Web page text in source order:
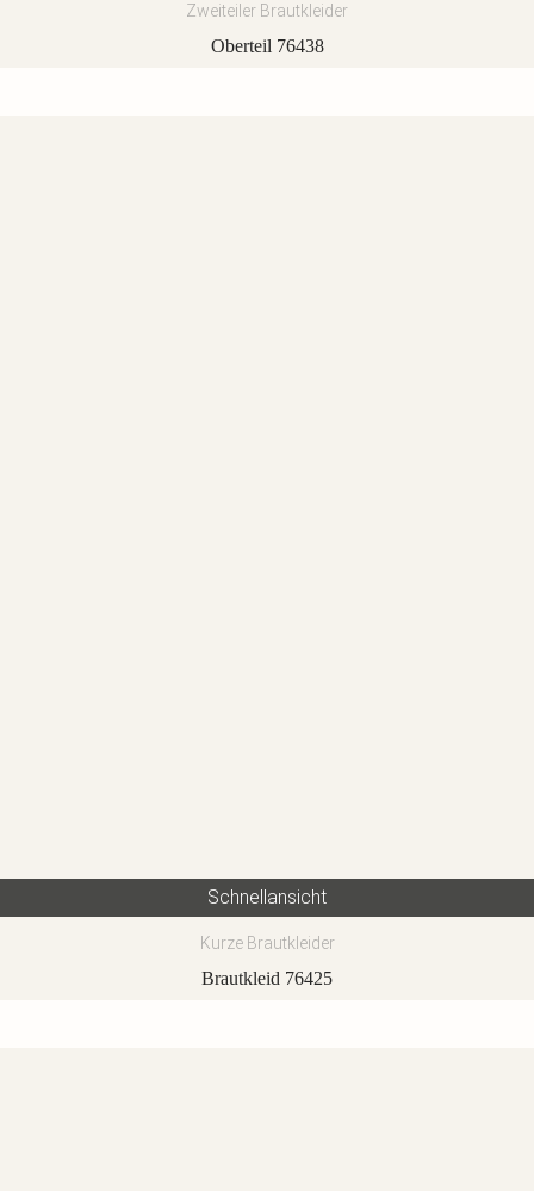
Zweiteiler Brautkleider
Oberteil 76438
Schnellansicht
Kurze Brautkleider
Brautkleid 76425